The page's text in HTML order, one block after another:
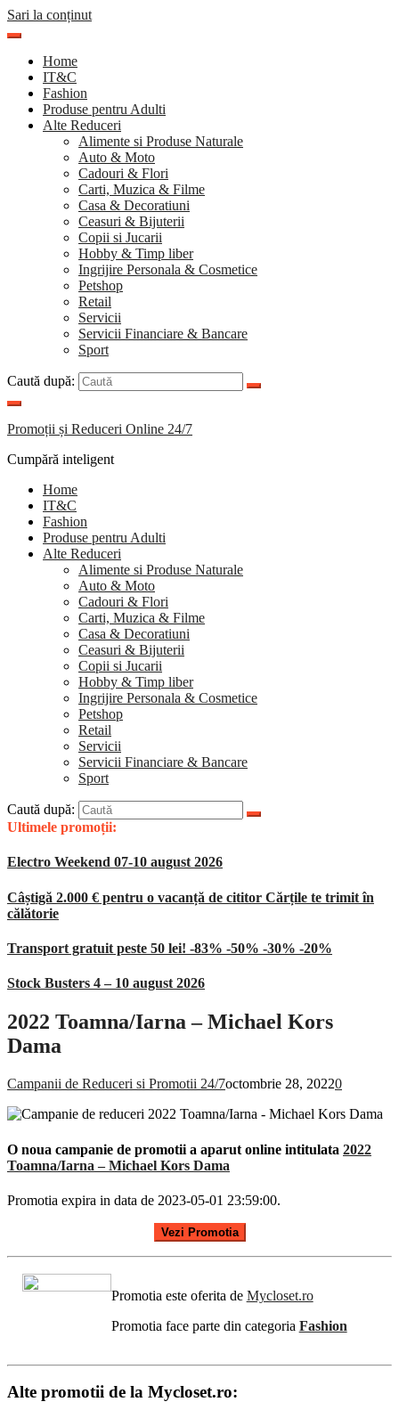
Sari la conținut
Home
IT&C
Fashion
Produse pentru Adulti
Alte Reduceri
Alimente si Produse Naturale
Auto & Moto
Cadouri & Flori
Carti, Muzica & Filme
Casa & Decoratiuni
Ceasuri & Bijuterii
Copii si Jucarii
Hobby & Timp liber
Ingrijire Personala & Cosmetice
Petshop
Retail
Servicii
Servicii Financiare & Bancare
Sport
Caută după:
Promoții și Reduceri Online 24/7
Cumpără inteligent
Home
IT&C
Fashion
Produse pentru Adulti
Alte Reduceri
Alimente si Produse Naturale
Auto & Moto
Cadouri & Flori
Carti, Muzica & Filme
Casa & Decoratiuni
Ceasuri & Bijuterii
Copii si Jucarii
Hobby & Timp liber
Ingrijire Personala & Cosmetice
Petshop
Retail
Servicii
Servicii Financiare & Bancare
Sport
Caută după:
Ultimele promoții:
Electro Weekend 07-10 august 2026
Câștigă 2.000 € pentru o vacanță de cititor Cărțile te trimit în
călătorie
Transport gratuit peste 50 lei! -83% -50% -30% -20%
Stock Busters 4 – 10 august 2026
2022 Toamna/Iarna – Michael Kors
Dama
Campanii de Reduceri si Promotii 24/7octombrie 28, 20220
O noua campanie de promotii a aparut online intitulata 2022
Toamna/Iarna – Michael Kors Dama
Promotia expira in data de 2023-05-01 23:59:00.
Vezi Promotia
Promotia este oferita de Mycloset.ro
Promotia face parte din categoria Fashion
Alte promotii de la Mycloset.ro: